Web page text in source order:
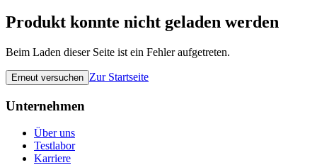
Produkt konnte nicht geladen werden
Beim Laden dieser Seite ist ein Fehler aufgetreten.
Erneut versuchen Zur Startseite
Unternehmen
Über uns
Testlabor
Karriere